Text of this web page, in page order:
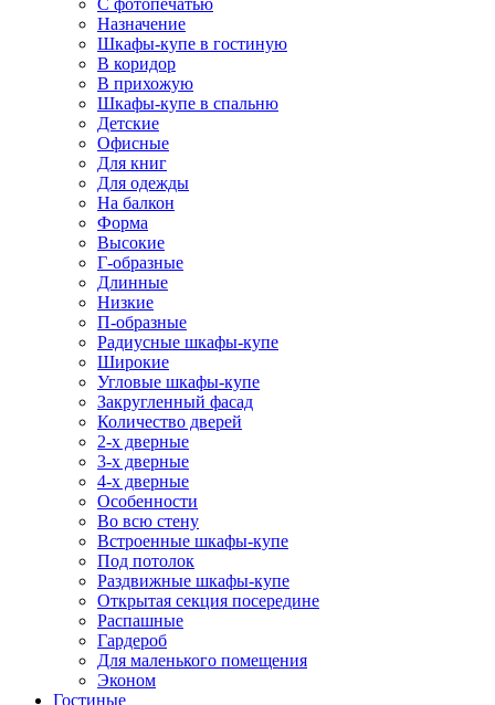
С фотопечатью
Назначение
Шкафы-купе в гостиную
В коридор
В прихожую
Шкафы-купе в спальню
Детские
Офисные
Для книг
Для одежды
На балкон
Форма
Высокие
Г-образные
Длинные
Низкие
П-образные
Радиусные шкафы-купе
Широкие
Угловые шкафы-купе
Закругленный фасад
Количество дверей
2-х дверные
3-х дверные
4-х дверные
Особенности
Во всю стену
Встроенные шкафы-купе
Под потолок
Раздвижные шкафы-купе
Открытая секция посередине
Распашные
Гардероб
Для маленького помещения
Эконом
Гостиные